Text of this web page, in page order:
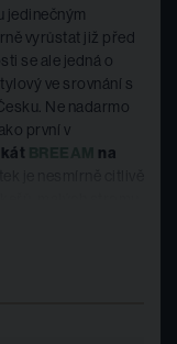
jedinečným
vyrůstat již před
se ale jedná o
ve srovnání s
Ne nadarmo
první v
na
nezaměnitelný
stojí čtyři